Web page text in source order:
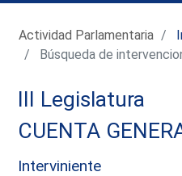
Actividad Parlamentaria
Búsqueda de
III Legislatura
CUENTA
Interviniente